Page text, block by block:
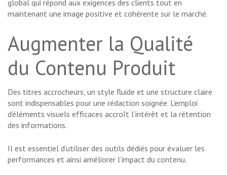
global qui répond aux exigences des clients tout en
maintenant une image positive et cohérente sur le marché.
Augmenter la Qualité
du Contenu Produit
Des titres accrocheurs, un style fluide et une structure claire
sont indispensables pour une rédaction soignée. L’emploi
d’éléments visuels efficaces accroît l’intérêt et la rétention
des informations.
Il est essentiel d’utiliser des outils dédiés pour évaluer les
performances et ainsi améliorer l’impact du contenu.